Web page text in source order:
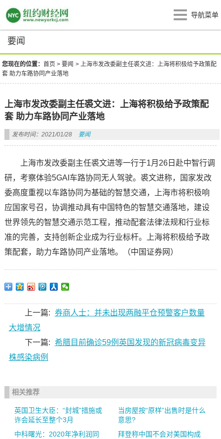
导航菜单
要闻
您现在的位置：首页 >要闻 >上海市发改委副主任裘文进：上海将积极给予政策配
套 助力车路协同产业落地
上海市发改委副主任裘文进：上海将积极给予政策配
套 助力车路协同产业落地
发布时间：2021/01/28 要闻
上海市发改委副主任裘文进等一行于1月26日赴中智行调
研，考察体验5GAI车路协同无人驾驶。裘文进称，国家发改
委高度重视以车路协同为基础的智慧交通，上海市将积极响
应国家号召，协调推动具有中国特色的智慧交通落地，建设
世界领先的智慧交通示范工程，推动配套法律法规和行业标
准的完善，支持创新企业成为行业标杆。上海将积极给予政
策配套，助力车路协同产业落地。（中国证券网）
上一篇: 券商人士：并未出现两融平仓预警客户数量
大增情况
下一篇: 希腊目前确诊59例英国发现的新冠病毒变异
株感染病例
相关推荐
英国卫生大臣：“封城”措施或
许会延长至整个3月
当房屋按“原样”出售时是什么
意思?
中科曙光：2020年净利润同
拜登称中国不会对美国构成